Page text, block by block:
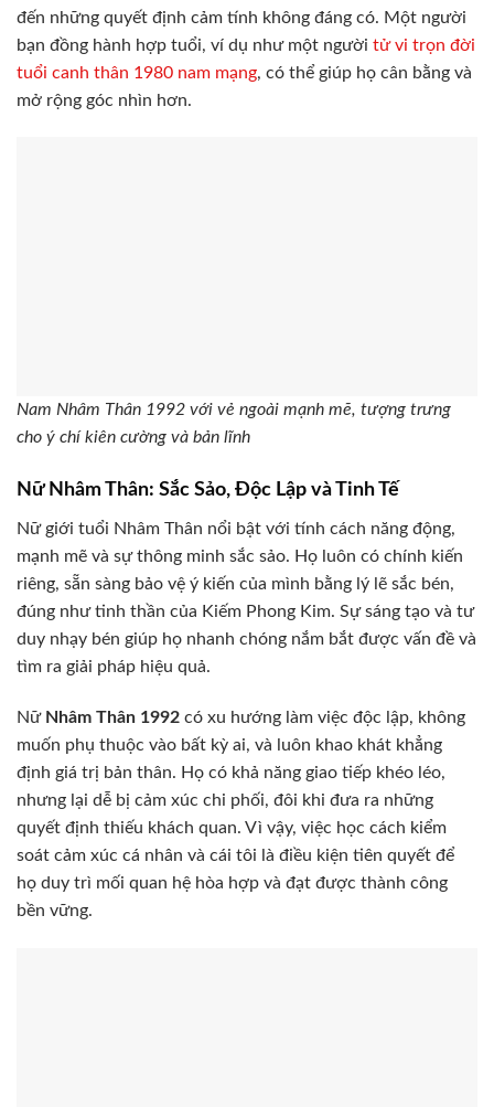
đến những quyết định cảm tính không đáng có. Một người
bạn đồng hành hợp tuổi, ví dụ như một người tử vi trọn đời
tuổi canh thân 1980 nam mạng, có thể giúp họ cân bằng và
mở rộng góc nhìn hơn.
Nam Nhâm Thân 1992 với vẻ ngoài mạnh mẽ, tượng trưng
cho ý chí kiên cường và bản lĩnh
Nữ Nhâm Thân: Sắc Sảo, Độc Lập và Tinh Tế
Nữ giới tuổi Nhâm Thân nổi bật với tính cách năng động,
mạnh mẽ và sự thông minh sắc sảo. Họ luôn có chính kiến
riêng, sẵn sàng bảo vệ ý kiến của mình bằng lý lẽ sắc bén,
đúng như tinh thần của Kiếm Phong Kim. Sự sáng tạo và tư
duy nhạy bén giúp họ nhanh chóng nắm bắt được vấn đề và
tìm ra giải pháp hiệu quả.
Nữ Nhâm Thân 1992 có xu hướng làm việc độc lập, không
muốn phụ thuộc vào bất kỳ ai, và luôn khao khát khẳng
định giá trị bản thân. Họ có khả năng giao tiếp khéo léo,
nhưng lại dễ bị cảm xúc chi phối, đôi khi đưa ra những
quyết định thiếu khách quan. Vì vậy, việc học cách kiểm
soát cảm xúc cá nhân và cái tôi là điều kiện tiên quyết để
họ duy trì mối quan hệ hòa hợp và đạt được thành công
bền vững.